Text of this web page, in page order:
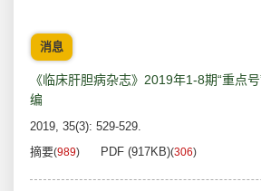
消息
《临床肝胆病杂志》2019年1-8期“重点
编
2019, 35(3): 529-529.
摘要(989) PDF (917KB)(306)